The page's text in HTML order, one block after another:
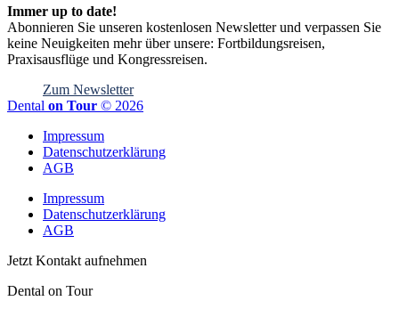
Immer up to date!
Abonnieren Sie unseren kostenlosen Newsletter und verpassen Sie
keine Neuigkeiten mehr über unsere: Fortbildungsreisen,
Praxisausflüge und Kongressreisen.
Zum Newsletter
Dental on Tour © 2026
Impressum
Datenschutzerklärung
AGB
Impressum
Datenschutzerklärung
AGB
Jetzt Kontakt aufnehmen
Dental on Tour